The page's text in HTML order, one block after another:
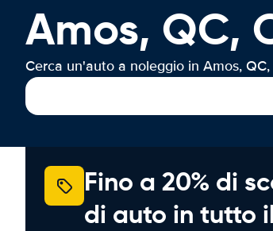
Amos, QC,
Cerca un'auto a noleggio in Amos, QC,
Fino a 20% di
di auto in tutto